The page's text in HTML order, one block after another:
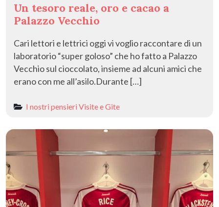
Un tesoro reale, oro e cacao a
Palazzo Vecchio
Cari lettori e lettrici oggi vi voglio raccontare di un
laboratorio “super goloso” che ho fatto a Palazzo
Vecchio sul cioccolato, insieme ad alcuni amici che
erano con me all’asilo.Durante […]
I nostri pensieri Visite e Gite